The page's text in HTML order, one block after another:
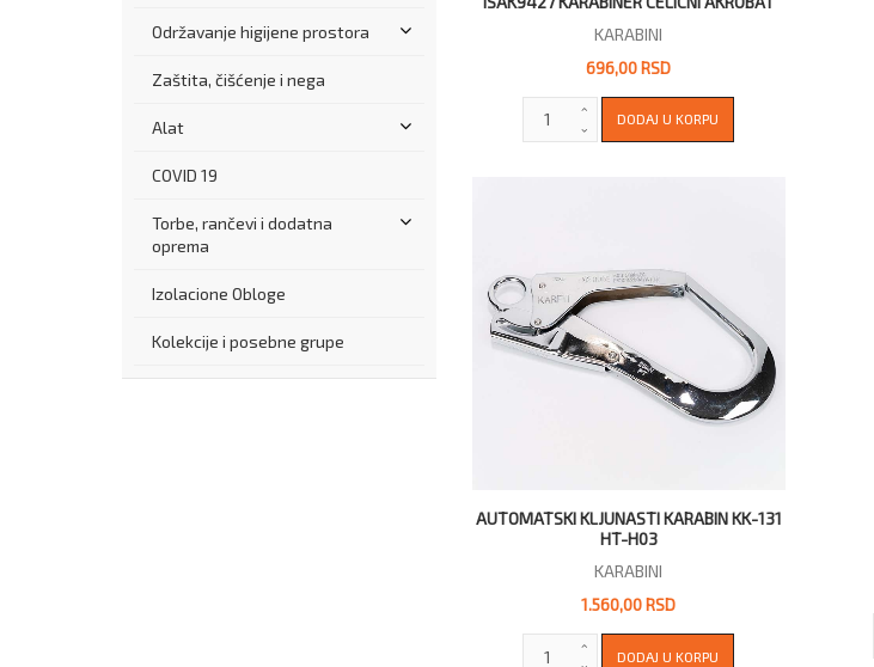
Održavanje higijene prostora
Zaštita, čišćenje i nega
Alat
COVID 19
Torbe, rančevi i dodatna
oprema
Izolacione Obloge
Kolekcije i posebne grupe
KARABINI
696,00 RSD
AUTOMATSKI KLJUNASTI KARABIN KK-131
HT-H03
KARABINI
1.560,00 RSD